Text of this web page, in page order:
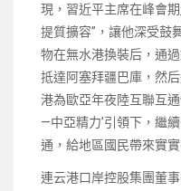
現，習近平主席在峰會期
提質擴容”，讓他深受鼓
物在無水港換裝后，通
抵達阿塞拜疆巴庫，然
港為歐亞年夜陸互聯互
—中亞精力’引領下，繼
通，給地區國民帶來實
連云港口岸控股集團董